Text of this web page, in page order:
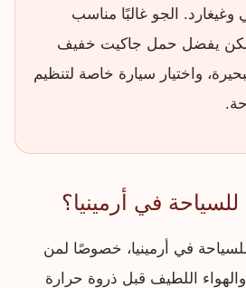
وغيغارد. الجو غالبًا مناسب
لكن يفضل حمل جاكيت خفيف
واختيار سيارة خاصة لتنظيم
في أرمينيا؟
في أرمينيا، خصوصًا لمن
اللطيف قبل ذروة حرارة